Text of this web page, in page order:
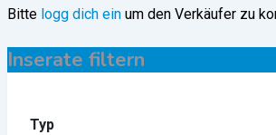
Bitte logg dich ein um den Verkäufer zu
Inserate filtern
Typ